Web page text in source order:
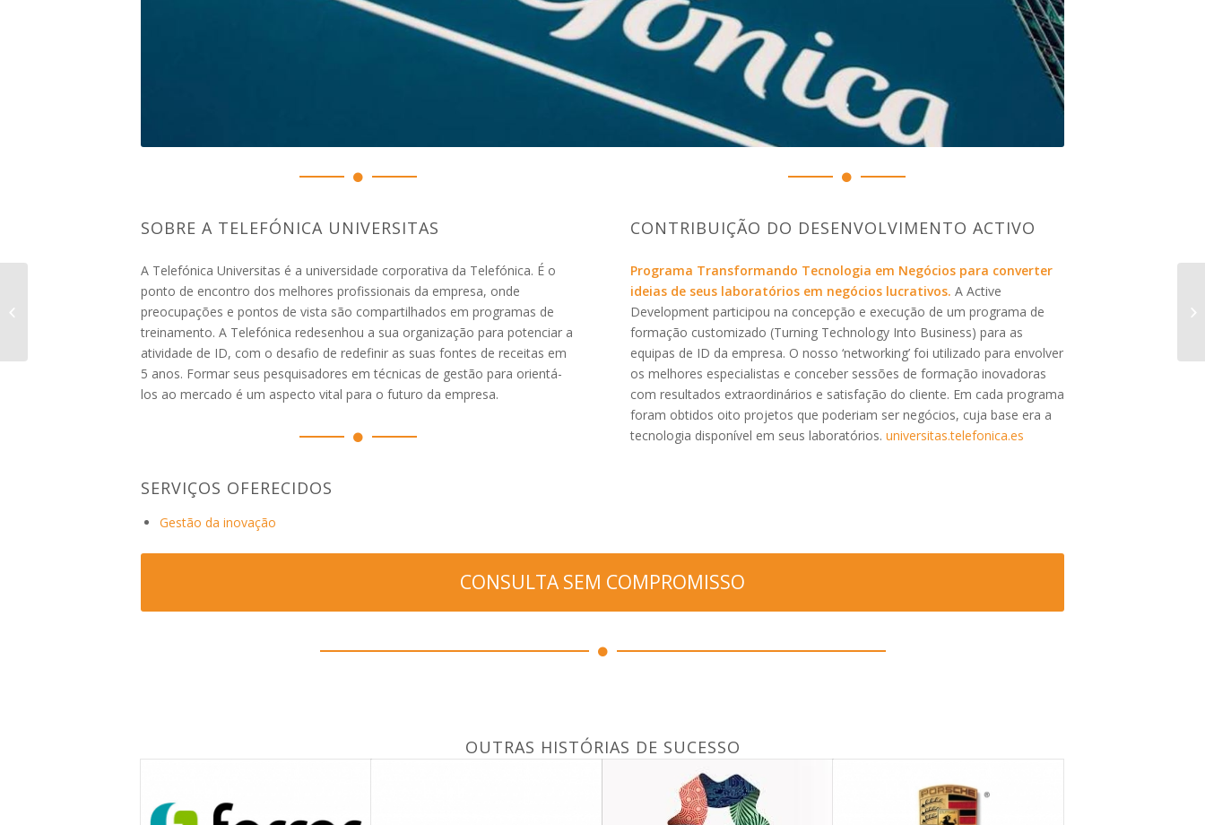
SOBRE A TELEFÓNICA UNIVERSITAS
A Telefónica Universitas é a universidade corporativa da Telefónica. É o
ponto de encontro dos melhores profissionais da empresa, onde
preocupações e pontos de vista são compartilhados em programas de
treinamento. A Telefónica redesenhou a sua organização para potenciar a
atividade de ID, com o desafio de redefinir as suas fontes de receitas em
5 anos. Formar seus pesquisadores em técnicas de gestão para orientá-
los ao mercado é um aspecto vital para o futuro da empresa.
SERVIÇOS OFERECIDOS
Gestão da inovação
CONTRIBUIÇÃO DO DESENVOLVIMENTO ACTIVO
Programa Transformando Tecnologia em Negócios para converter
ideias de seus laboratórios em negócios lucrativos. A Active
Development participou na concepção e execução de um programa de
formação customizado (Turning Technology Into Business) para as
equipas de ID da empresa. O nosso ‘networking’ foi utilizado para envolver
os melhores especialistas e conceber sessões de formação inovadoras
com resultados extraordinários e satisfação do cliente. Em cada programa
foram obtidos oito projetos que poderiam ser negócios, cuja base era a
tecnologia disponível em seus laboratórios. universitas.telefonica.es
CONSULTA SEM COMPROMISSO
OUTRAS HISTÓRIAS DE SUCESSO